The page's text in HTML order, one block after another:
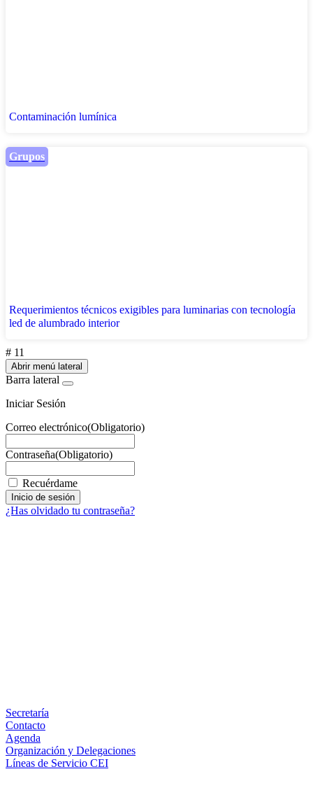
Contaminación lumínica
Grupos
Requerimientos técnicos exigibles para luminarias con tecnología
led de alumbrado interior
# 11
Abrir menú lateral
Barra lateral
Iniciar Sesión
Correo electrónico(Obligatorio)
Contraseña(Obligatorio)
Recuérdame
¿Has olvidado tu contraseña?
Secretaría
Contacto
Agenda
Organización y Delegaciones
Líneas de Servicio CEI